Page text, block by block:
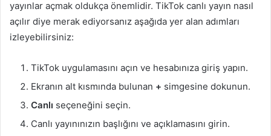
yayınlar açmak oldukça önemlidir. TikTok canlı yayın nasıl
açılır diye merak ediyorsanız aşağıda yer alan adımları
izleyebilirsiniz:
TikTok uygulamasını açın ve hesabınıza giriş yapın.
Ekranın alt kısmında bulunan + simgesine dokunun.
Canlı seçeneğini seçin.
Canlı yayınınızın başlığını ve açıklamasını girin.